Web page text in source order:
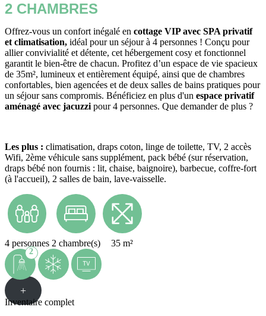
2 CHAMBRES
Offrez-vous un confort inégalé en cottage VIP avec SPA privatif
et climatisation, idéal pour un séjour à 4 personnes ! Conçu pour
allier convivialité et détente, cet hébergement cosy et fonctionnel
garantit le bien-être de chacun. Profitez d’un espace de vie spacieux
de 35m², lumineux et entièrement équipé, ainsi que de chambres
confortables, bien agencées et de deux salles de bains pratiques pour
un séjour sans compromis. Bénéficiez en plus d'un espace privatif
aménagé avec jacuzzi pour 4 personnes. Que demander de plus ?
Les plus : climatisation, draps coton, linge de toilette, TV, 2 accès
Wifi, 2ème véhicule sans supplément, pack bébé (sur réservation,
draps bébé non fournis : lit, chaise, baignoire), barbecue, coffre-fort
(à l'accueil), 2 salles de bain, lave-vaisselle.
4 personnes 2 chambre(s) 35 m²
2
+
Inventaire complet